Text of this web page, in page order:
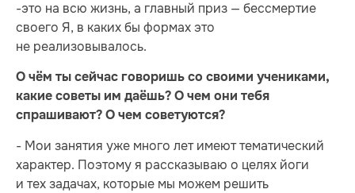
-это на всю жизнь, а главный приз — бессмертие
своего Я, в каких бы формах это
не реализовывалось.
О чём ты сейчас говоришь со своими учениками,
какие советы им даёшь? О чем они тебя
спрашивают? О чем советуются?
- Мои занятия уже много лет имеют тематический
характер. Поэтому я рассказываю о целях йоги
и тех задачах, которые мы можем решить